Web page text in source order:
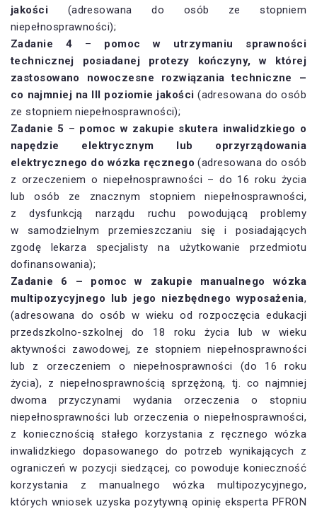
jakości (adresowana do osób ze stopniem
niepełnosprawności);
Zadanie 4 – pomoc w utrzymaniu sprawności
technicznej posiadanej protezy kończyny, w której
zastosowano nowoczesne rozwiązania techniczne –
co najmniej na III poziomie jakości (adresowana do osób
ze stopniem niepełnosprawności);
Zadanie 5 – pomoc w zakupie skutera inwalidzkiego o
napędzie elektrycznym lub oprzyrządowania
elektrycznego do wózka ręcznego (adresowana do osób
z orzeczeniem o niepełnosprawności – do 16 roku życia
lub osób ze znacznym stopniem niepełnosprawności,
z dysfunkcją narządu ruchu powodującą problemy
w samodzielnym przemieszczaniu się i posiadających
zgodę lekarza specjalisty na użytkowanie przedmiotu
dofinansowania);
Zadanie 6 – pomoc w zakupie manualnego wózka
multipozycyjnego lub jego niezbędnego wyposażenia,
(adresowana do osób w wieku od rozpoczęcia edukacji
przedszkolno-szkolnej do 18 roku życia lub w wieku
aktywności zawodowej, ze stopniem niepełnosprawności
lub z orzeczeniem o niepełnosprawności (do 16 roku
życia), z niepełnosprawnością sprzężoną, tj. co najmniej
dwoma przyczynami wydania orzeczenia o stopniu
niepełnosprawności lub orzeczenia o niepełnosprawności,
z koniecznością stałego korzystania z ręcznego wózka
inwalidzkiego dopasowanego do potrzeb wynikających z
ograniczeń w pozycji siedzącej, co powoduje konieczność
korzystania z manualnego wózka multipozycyjnego,
których wniosek uzyska pozytywną opinię eksperta PFRON